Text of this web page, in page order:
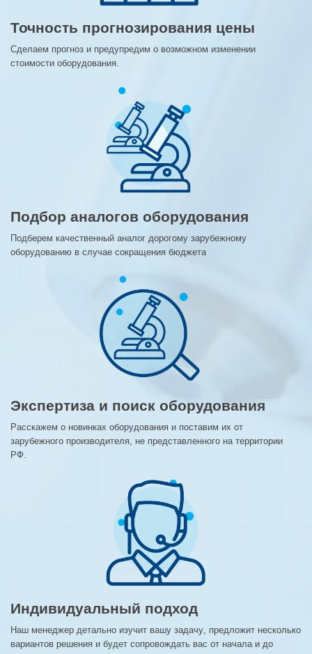
Точность прогнозирования цены
Сделаем прогноз и предупредим о возможном изменении
стоимости оборудования.
Подбор аналогов оборудования
Подберем качественный аналог дорогому зарубежному
оборудованию в случае сокращения бюджета
Экспертиза и поиск оборудования
Расскажем о новинках оборудования и поставим их от
зарубежного производителя, не представленного на территории
РФ.
Индивидуальный подход
Наш менеджер детально изучит вашу задачу, предложит несколько
вариантов решения и будет сопровождать вас от начала и до